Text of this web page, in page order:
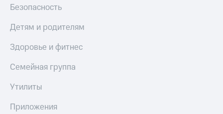
Безопасность
Детям и родителям
Здоровье и фитнес
Семейная группа
Утилиты
Приложения